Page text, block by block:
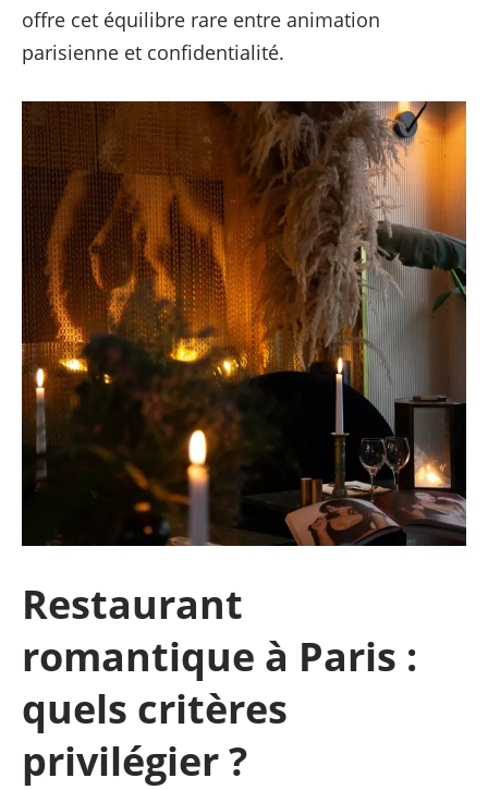
offre cet équilibre rare entre animation
parisienne et confidentialité.
Restaurant
romantique à Paris :
quels critères
privilégier ?